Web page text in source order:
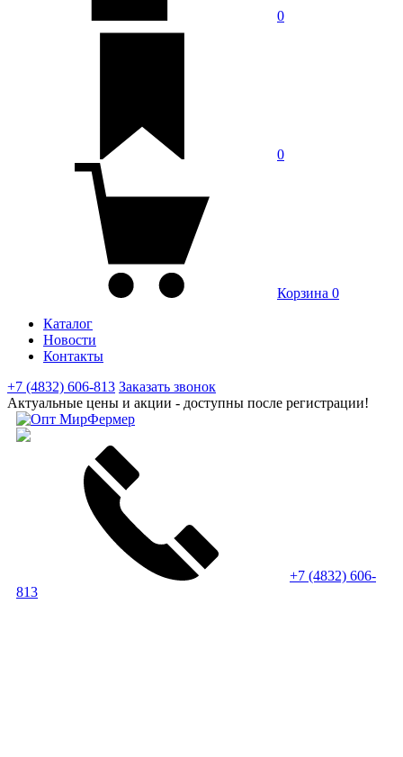
0
0
Корзина 0
Каталог
Новости
Контакты
+7 (4832) 606-813 Заказать звонок
Актуальные цены и акции - доступны после регистрации!
+7 (4832) 606-
813